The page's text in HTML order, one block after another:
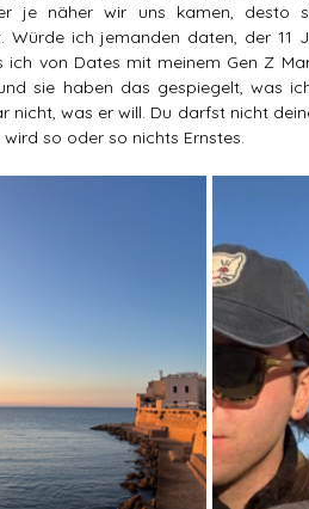
je näher wir uns kamen, desto
Würde ich jemanden daten, der 11
von Dates mit meinem Gen Z
sie haben das gespiegelt, was
was er will. Du darfst nicht
so oder so nichts Ernstes.